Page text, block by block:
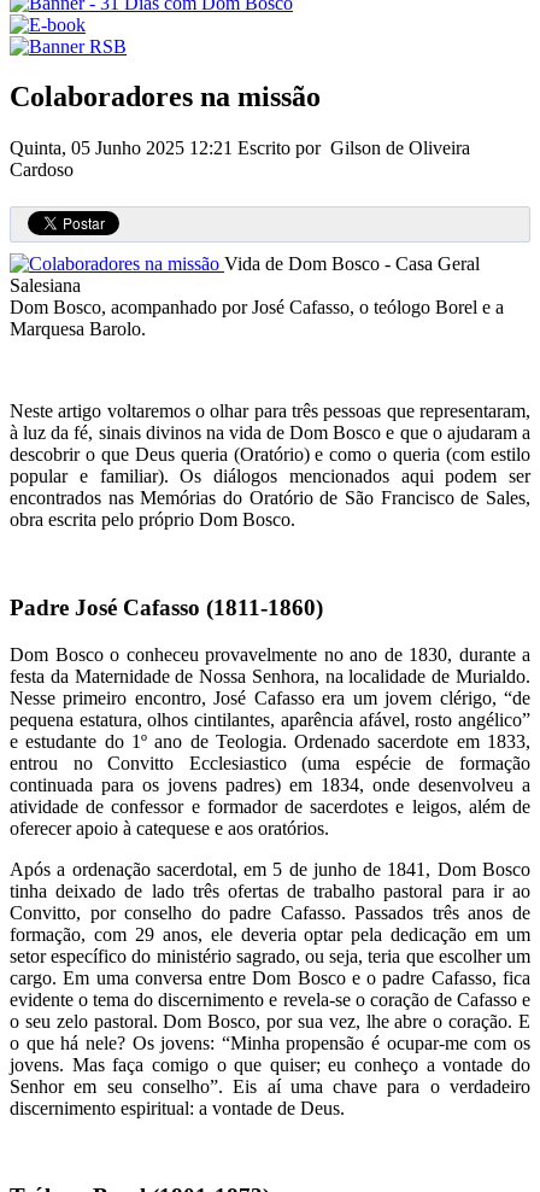
Colaboradores na missão
Quinta, 05 Junho 2025 12:21 Escrito por Gilson de Oliveira
Cardoso
Vida de Dom Bosco - Casa Geral
Salesiana
Dom Bosco, acompanhado por José Cafasso, o teólogo Borel e a
Marquesa Barolo.
Neste artigo voltaremos o olhar para três pessoas que representaram,
à luz da fé, sinais divinos na vida de Dom Bosco e que o ajudaram a
descobrir o que Deus queria (Oratório) e como o queria (com estilo
popular e familiar). Os diálogos mencionados aqui podem ser
encontrados nas Memórias do Oratório de São Francisco de Sales,
obra escrita pelo próprio Dom Bosco.
Padre José Cafasso (1811-1860)
Dom Bosco o conheceu provavelmente no ano de 1830, durante a
festa da Maternidade de Nossa Senhora, na localidade de Murialdo.
Nesse primeiro encontro, José Cafasso era um jovem clérigo, “de
pequena estatura, olhos cintilantes, aparência afável, rosto angélico”
e estudante do 1º ano de Teologia. Ordenado sacerdote em 1833,
entrou no Convitto Ecclesiastico (uma espécie de formação
continuada para os jovens padres) em 1834, onde desenvolveu a
atividade de confessor e formador de sacerdotes e leigos, além de
oferecer apoio à catequese e aos oratórios.
Após a ordenação sacerdotal, em 5 de junho de 1841, Dom Bosco
tinha deixado de lado três ofertas de trabalho pastoral para ir ao
Convitto, por conselho do padre Cafasso. Passados três anos de
formação, com 29 anos, ele deveria optar pela dedicação em um
setor específico do ministério sagrado, ou seja, teria que escolher um
cargo. Em uma conversa entre Dom Bosco e o padre Cafasso, fica
evidente o tema do discernimento e revela-se o coração de Cafasso e
o seu zelo pastoral. Dom Bosco, por sua vez, lhe abre o coração. E
o que há nele? Os jovens: “Minha propensão é ocupar-me com os
jovens. Mas faça comigo o que quiser; eu conheço a vontade do
Senhor em seu conselho”. Eis aí uma chave para o verdadeiro
discernimento espiritual: a vontade de Deus.